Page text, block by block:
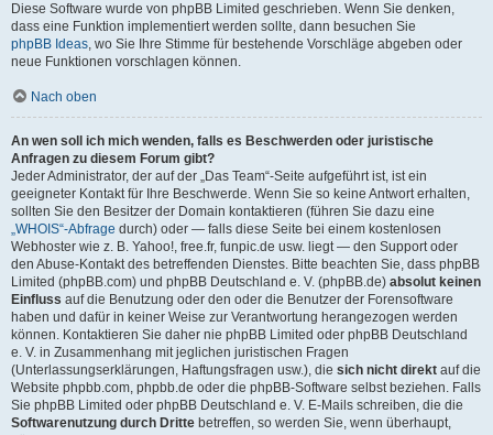
Diese Software wurde von phpBB Limited geschrieben. Wenn Sie denken,
dass eine Funktion implementiert werden sollte, dann besuchen Sie
phpBB Ideas, wo Sie Ihre Stimme für bestehende Vorschläge abgeben oder
neue Funktionen vorschlagen können.
Nach oben
An wen soll ich mich wenden, falls es Beschwerden oder juristische
Anfragen zu diesem Forum gibt?
Jeder Administrator, der auf der „Das Team“-Seite aufgeführt ist, ist ein
geeigneter Kontakt für Ihre Beschwerde. Wenn Sie so keine Antwort erhalten,
sollten Sie den Besitzer der Domain kontaktieren (führen Sie dazu eine
„WHOIS“-Abfrage durch) oder — falls diese Seite bei einem kostenlosen
Webhoster wie z. B. Yahoo!, free.fr, funpic.de usw. liegt — den Support oder
den Abuse-Kontakt des betreffenden Dienstes. Bitte beachten Sie, dass phpBB
Limited (phpBB.com) und phpBB Deutschland e. V. (phpBB.de) absolut keinen
Einfluss auf die Benutzung oder den oder die Benutzer der Forensoftware
haben und dafür in keiner Weise zur Verantwortung herangezogen werden
können. Kontaktieren Sie daher nie phpBB Limited oder phpBB Deutschland
e. V. in Zusammenhang mit jeglichen juristischen Fragen
(Unterlassungserklärungen, Haftungsfragen usw.), die sich nicht direkt auf die
Website phpbb.com, phpbb.de oder die phpBB-Software selbst beziehen. Falls
Sie phpBB Limited oder phpBB Deutschland e. V. E-Mails schreiben, die die
Softwarenutzung durch Dritte betreffen, so werden Sie, wenn überhaupt,